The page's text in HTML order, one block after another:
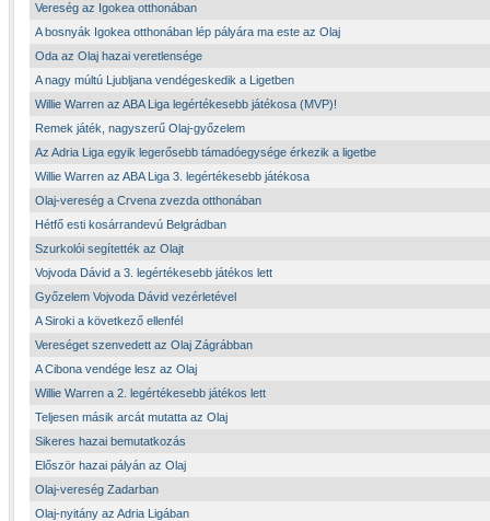
Vereség az Igokea otthonában
A bosnyák Igokea otthonában lép pályára ma este az Olaj
Oda az Olaj hazai veretlensége
A nagy múltú Ljubljana vendégeskedik a Ligetben
Willie Warren az ABA Liga legértékesebb játékosa (MVP)!
Remek játék, nagyszerű Olaj-győzelem
Az Adria Liga egyik legerősebb támadóegysége érkezik a ligetbe
Willie Warren az ABA Liga 3. legértékesebb játékosa
Olaj-vereség a Crvena zvezda otthonában
Hétfő esti kosárrandevú Belgrádban
Szurkolói segítették az Olajt
Vojvoda Dávid a 3. legértékesebb játékos lett
Győzelem Vojvoda Dávid vezérletével
A Siroki a következő ellenfél
Vereséget szenvedett az Olaj Zágrábban
A Cibona vendége lesz az Olaj
Willie Warren a 2. legértékesebb játékos lett
Teljesen másik arcát mutatta az Olaj
Sikeres hazai bemutatkozás
Először hazai pályán az Olaj
Olaj-vereség Zadarban
Olaj-nyitány az Adria Ligában